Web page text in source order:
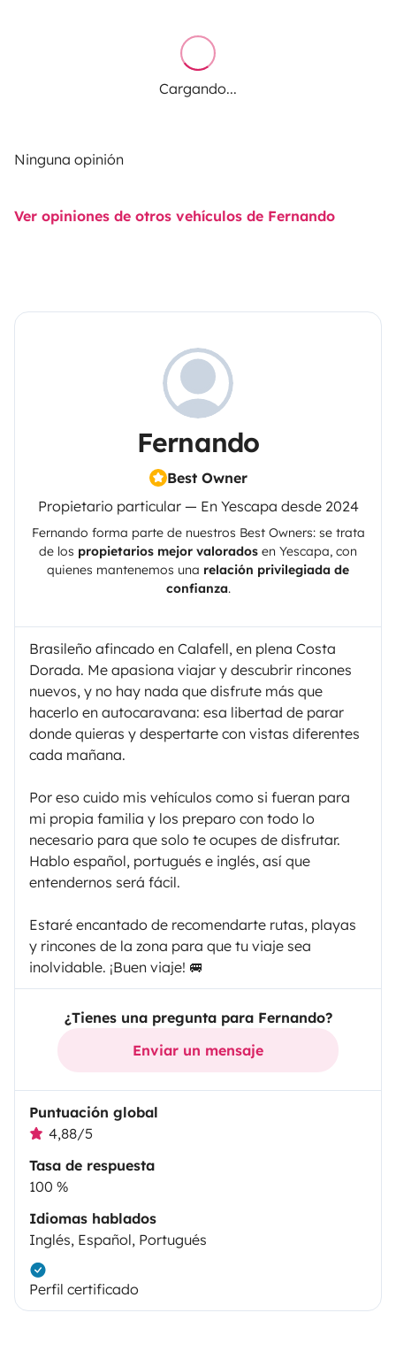
Cargando...
Ninguna opinión
Ver opiniones de otros vehículos de Fernando
Fernando
Best Owner
Propietario particular — En Yescapa desde 2024
Fernando forma parte de nuestros Best Owners: se trata
de los propietarios mejor valorados en Yescapa, con
quienes mantenemos una relación privilegiada de
confianza.
Brasileño afincado en Calafell, en plena Costa
Dorada. Me apasiona viajar y descubrir rincones
nuevos, y no hay nada que disfrute más que
hacerlo en autocaravana: esa libertad de parar
donde quieras y despertarte con vistas diferentes
cada mañana.
Por eso cuido mis vehículos como si fueran para
mi propia familia y los preparo con todo lo
necesario para que solo te ocupes de disfrutar.
Hablo español, portugués e inglés, así que
entendernos será fácil.
Estaré encantado de recomendarte rutas, playas
y rincones de la zona para que tu viaje sea
inolvidable. ¡Buen viaje! 🚐
¿Tienes una pregunta para Fernando?
Enviar un mensaje
Puntuación global
4,88/5
Tasa de respuesta
100 %
Idiomas hablados
Inglés, Español, Portugués
Perfil certificado